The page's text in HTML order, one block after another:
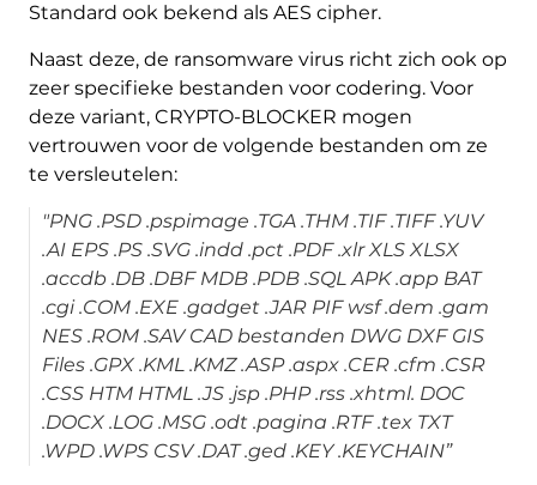
Standard ook bekend als AES cipher.
Naast deze, de ransomware virus richt zich ook op
zeer specifieke bestanden voor codering. Voor
deze variant, CRYPTO-BLOCKER mogen
vertrouwen voor de volgende bestanden om ze
te versleutelen:
"PNG .PSD .pspimage .TGA .THM .TIF .TIFF .YUV
.AI EPS .PS .SVG .indd .pct .PDF .xlr XLS XLSX
.accdb .DB .DBF MDB .PDB .SQL APK .app BAT
.cgi .COM .EXE .gadget .JAR PIF wsf .dem .gam
NES .ROM .SAV CAD bestanden DWG DXF GIS
Files .GPX .KML .KMZ .ASP .aspx .CER .cfm .CSR
.CSS HTM HTML .JS .jsp .PHP .rss .xhtml. DOC
.DOCX .LOG .MSG .odt .pagina .RTF .tex TXT
.WPD .WPS CSV .DAT .ged .KEY .KEYCHAIN”